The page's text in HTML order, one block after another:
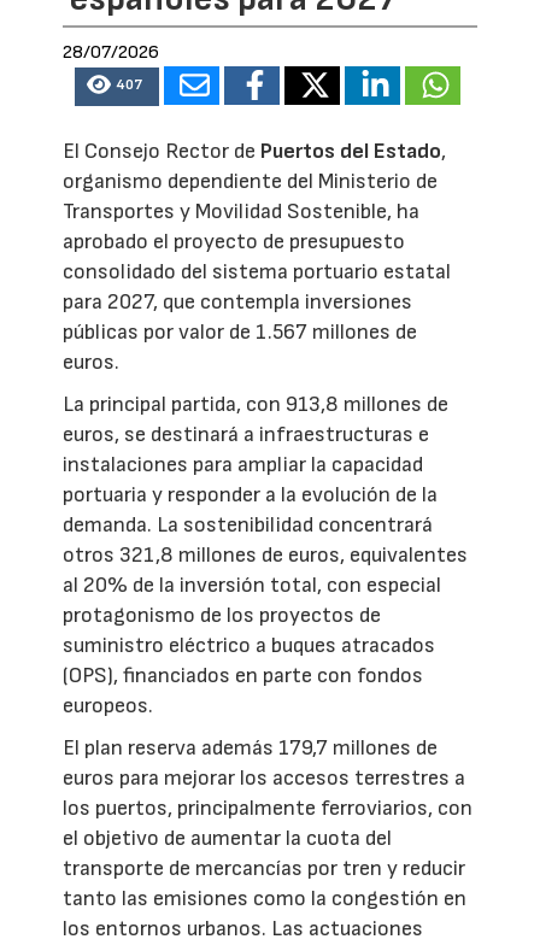
28/07/2026
407
El Consejo Rector de Puertos del Estado,
organismo dependiente del Ministerio de
Transportes y Movilidad Sostenible, ha
aprobado el proyecto de presupuesto
consolidado del sistema portuario estatal
para 2027, que contempla inversiones
públicas por valor de 1.567 millones de
euros.
La principal partida, con 913,8 millones de
euros, se destinará a infraestructuras e
instalaciones para ampliar la capacidad
portuaria y responder a la evolución de la
demanda. La sostenibilidad concentrará
otros 321,8 millones de euros, equivalentes
al 20% de la inversión total, con especial
protagonismo de los proyectos de
suministro eléctrico a buques atracados
(OPS), financiados en parte con fondos
europeos.
El plan reserva además 179,7 millones de
euros para mejorar los accesos terrestres a
los puertos, principalmente ferroviarios, con
el objetivo de aumentar la cuota del
transporte de mercancías por tren y reducir
tanto las emisiones como la congestión en
los entornos urbanos. Las actuaciones